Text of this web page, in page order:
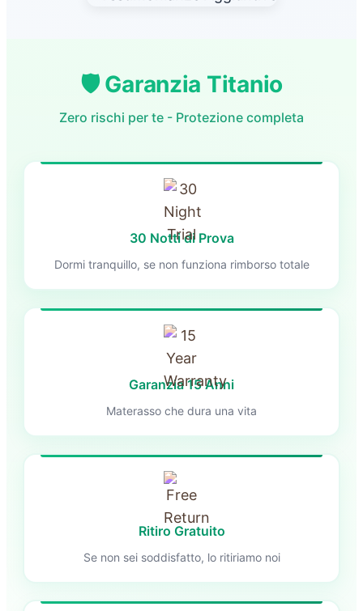
🛡️ Garanzia Titanio
Zero rischi per te - Protezione completa
30 Notti di Prova
Dormi tranquillo, se non funziona rimborso totale
Garanzia 15 Anni
Materasso che dura una vita
Ritiro Gratuito
Se non sei soddisfatto, lo ritiriamo noi